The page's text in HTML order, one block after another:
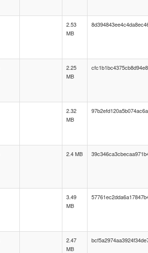
2.53
MB
2.25
MB
2.32
MB
2.4 MB
3.49
MB
2.47
MB